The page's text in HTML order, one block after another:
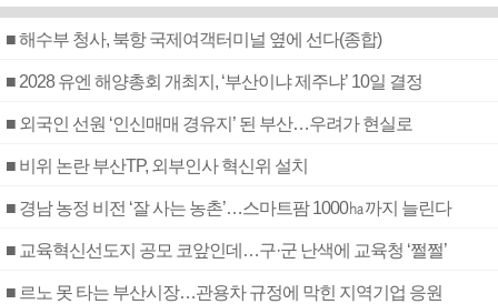
■ 해수부 청사, 북항 국제여객터미널 옆에 선다(종합)
■ 2028 유엔 해양총회 개최지, ‘부산이냐 제주냐’ 10일 결정
■ 외국인 선원 ‘인신매매 경유지’ 된 부산…우려가 현실로
■ 비위 논란 부산TP, 외부인사 혁신위 설치
■ 경남 농정 비전 ‘잘 사는 농촌’…스마트팜 1000㏊까지 늘린다
■ 교육혁신선도지 공모 코앞인데…구·군 난색에 교육청 ‘쩔쩔’
■ 르노 못 타는 부산시장…관용차 규정에 막힌 지역기업 응원